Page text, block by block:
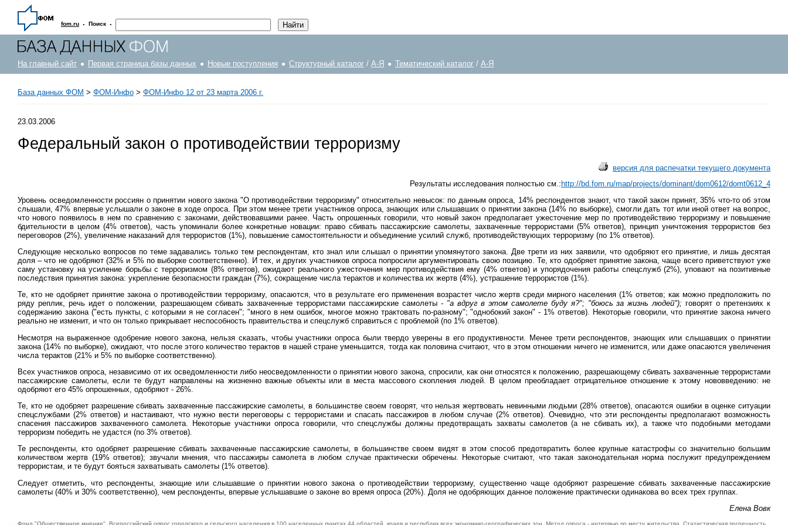
fom.ru · Поиск ·
На главный сайт Первая страница базы данных Новые поступления Структурный каталог / А-Я Тематический каталог / А-Я
База данных ФОМ > ФOM-Инфо > ФОМ-Инфо 12 от 23 марта 2006 г.
23.03.2006
Федеральный закон о противодействии терроризму
версия для распечатки текущего документа
Результаты исследования полностью см.:http://bd.fom.ru/map/projects/dominant/dom0612/domt0612_4
Уровень осведомленности россиян о принятии нового закона "О противодействии терроризму" относительно невысок: по данным опроса, 14% респондентов знают, что такой закон принят, 35% что-то об этом
слышали, 47% впервые услышали о законе в ходе опроса. При этом менее трети участников опроса, знающих или слышавших о принятии закона (14% по выборке), смогли дать тот или иной ответ на вопрос,
что нового появилось в нем по сравнению с законами, действовавшими ранее. Часть опрошенных говорили, что новый закон предполагает ужесточение мер по противодействию терроризму и повышение
бдительности в целом (4% ответов), часть упоминали более конкретные новации: право сбивать пассажирские самолеты, захваченные террористами (5% ответов), принцип уничтожения террористов без
переговоров (2%), увеличение наказаний для террористов (1%), повышение самостоятельности и объединение усилий служб, противодействующих терроризму (по 1% ответов).
Следующие несколько вопросов по теме задавались только тем респондентам, кто знал или слышал о принятии упомянутого закона. Две трети из них заявили, что одобряют его принятие, и лишь десятая
доля – что не одобряют (32% и 5% по выборке соответственно). И тех, и других участников опроса попросили аргументировать свою позицию. Те, кто одобряет принятие закона, чаще всего приветствуют уже
саму установку на усиление борьбы с терроризмом (8% ответов), ожидают реального ужесточения мер противодействия ему (4% ответов) и упорядочения работы спецслужб (2%), уповают на позитивные
последствия принятия закона: укрепление безопасности граждан (7%), сокращение числа терактов и количества их жертв (4%), устрашение террористов (1%).
Те, кто не одобряет принятие закона о противодействии терроризму, опасаются, что в результате его применения возрастет число жертв среди мирного населения (1% ответов; как можно предположить по
ряду реплик, речь идет о положении, разрешающем сбивать захваченные террористами пассажирские самолеты - "а вдруг в этом самолете буду я?"; "боюсь за жизнь людей");говорят о претензиях к
содержанию закона ("есть пункты, с которыми я не согласен"; "много в нем ошибок, многое можно трактовать по-разному"; "однобокий закон" - 1% ответов). Некоторые говорили, что принятие закона ничего
реально не изменит, и что он только прикрывает неспособность правительства и спецслужб справиться с проблемой (по 1% ответов).
Несмотря на выраженное одобрение нового закона, нельзя сказать, чтобы участники опроса были твердо уверены в его продуктивности. Менее трети респондентов, знающих или слышавших о принятии
закона (14% по выборке), ожидают, что после этого количество терактов в нашей стране уменьшится, тогда как половина считают, что в этом отношении ничего не изменится, или даже опасаются увеличения
числа терактов (21% и 5% по выборке соответственно).
Всех участников опроса, независимо от их осведомленности либо неосведомленности о принятии нового закона, спросили, как они относятся к положению, разрешающему сбивать захваченные террористами
пассажирские самолеты, если те будут направлены на жизненно важные объекты или в места массового скопления людей. В целом преобладает отрицательное отношение к этому нововведению: не
одобряют его 45% опрошенных, одобряют - 26%.
Те, кто не одобряет разрешение сбивать захваченные пассажирские самолеты, в большинстве своем говорят, что нельзя жертвовать невинными людьми (28% ответов), опасаются ошибки в оценке ситуации
спецслужбами (2% ответов) и настаивают, что нужно вести переговоры с террористами и спасать пассажиров в любом случае (2% ответов). Очевидно, что эти респонденты предполагают возможность
спасения пассажиров захваченного самолета. Некоторые участники опроса говорили, что спецслужбы должны предотвращать захваты самолетов (а не сбивать их), а также что подобными методами
терроризм победить не удастся (по 3% ответов).
Те респонденты, кто одобряет разрешение сбивать захваченные пассажирские самолеты, в большинстве своем видят в этом способ предотвратить более крупные катастрофы со значительно большим
количеством жертв (19% ответов); звучали мнения, что пассажиры самолета в любом случае практически обречены. Некоторые считают, что такая законодательная норма послужит предупреждением
террористам, и те будут бояться захватывать самолеты (1% ответов).
Следует отметить, что респонденты, знающие или слышавшие о принятии нового закона о противодействии терроризму, существенно чаще одобряют разрешение сбивать захваченные пассажирские
самолеты (40% и 30% соответственно), чем респонденты, впервые услышавшие о законе во время опроса (20%). Доля не одобряющих данное положение практически одинакова во всех трех группах.
Елена Вовк
Фонд "Общественное мнение". Всероссийский опрос городского и сельского населения в 100 населенных пунктах 44 областей, краев и республик всех экономико-географических зон. Метод опроса - интервью по месту жительства. Статистическая погрешность